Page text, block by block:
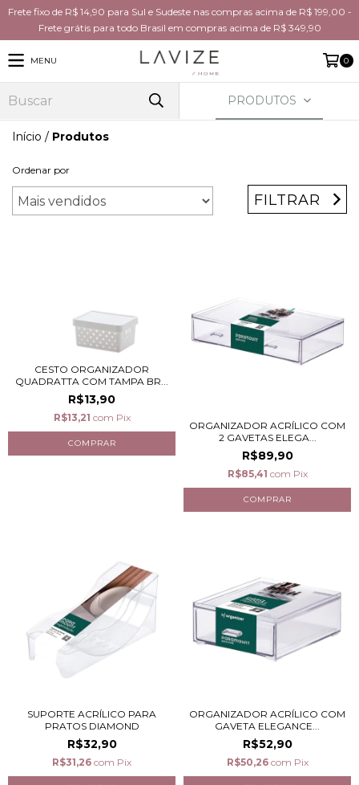
Frete fixo de R$ 14,90 para Sul e Sudeste nas compras acima de R$ 199,00 -
Frete grátis para todo Brasil em compras acima de R$ 349,90
MENU 0
PRODUTOS
Início / Produtos
Ordenar por
FILTRAR
CESTO ORGANIZADOR
QUADRATTA COM TAMPA BR...
R$13,90
R$13,21 com Pix
ORGANIZADOR ACRÍLICO COM
2 GAVETAS ELEGA...
R$89,90
R$85,41 com Pix
SUPORTE ACRÍLICO PARA
PRATOS DIAMOND
R$32,90
R$31,26 com Pix
ORGANIZADOR ACRÍLICO COM
GAVETA ELEGANCE...
R$52,90
R$50,26 com Pix